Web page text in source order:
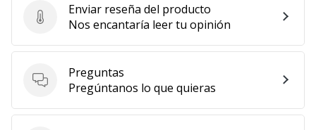
Enviar reseña del producto
Enviar reseña del producto
Nos encantaría leer tu opinión
Preguntas
Preguntas
Pregúntanos lo que quieras